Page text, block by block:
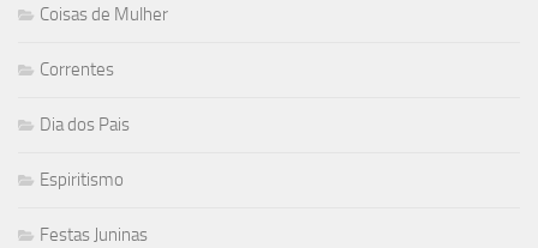
Coisas de Mulher
Correntes
Dia dos Pais
Espiritismo
Festas Juninas